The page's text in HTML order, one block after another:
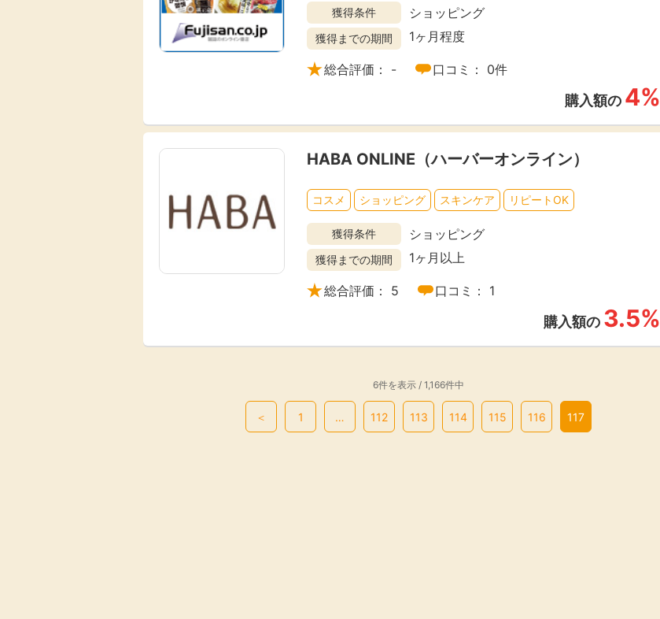
獲得条件 ショッピング
獲得までの期間 1ヶ月程度
総合評価： - 口コミ： 0件
購入額の 4%
HABA ONLINE（ハーバーオンライン）
コスメ ショッピング スキンケア リピートOK
獲得条件 ショッピング
獲得までの期間 1ヶ月以上
総合評価： 5 口コミ： 1
購入額の 3.5%
6件を表示 / 1,166件中
＜ 1 … 112 113 114 115 116 117